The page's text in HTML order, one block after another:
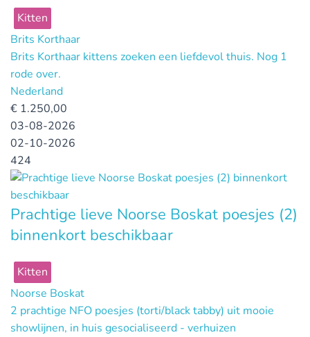
Kitten
Brits Korthaar
Brits Korthaar kittens zoeken een liefdevol thuis. Nog 1
rode over.
Nederland
€ 1.250,00
03-08-2026
02-10-2026
424
Prachtige lieve Noorse Boskat poesjes (2)
binnenkort beschikbaar
Kitten
Noorse Boskat
2 prachtige NFO poesjes (torti/black tabby) uit mooie
showlijnen, in huis gesocialiseerd - verhuizen